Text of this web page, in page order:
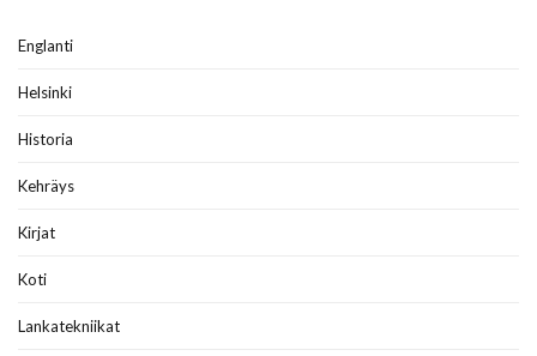
Englanti
Helsinki
Historia
Kehräys
Kirjat
Koti
Lankatekniikat